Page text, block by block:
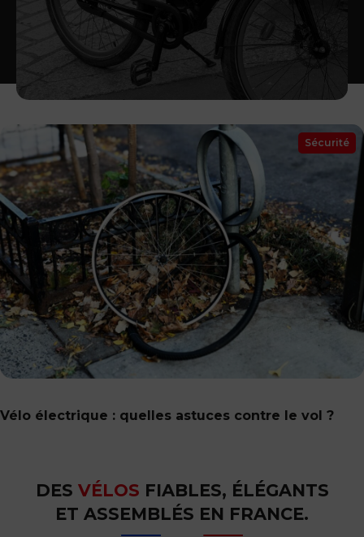
Sécurité
Vélo électrique : quelles astuces contre le vol ?
DES VÉLOS FIABLES, ÉLÉGANTS
ET ASSEMBLÉS EN FRANCE.